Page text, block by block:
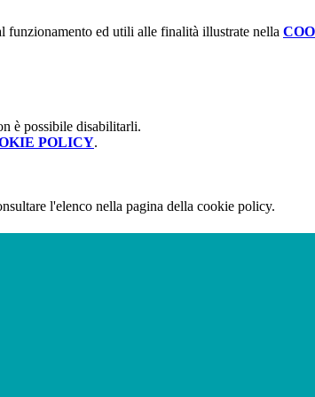
funzionamento ed utili alle finalità illustrate nella
è possibile disabilitarli.
POLICY.
l'elenco nella pagina della cookie policy.